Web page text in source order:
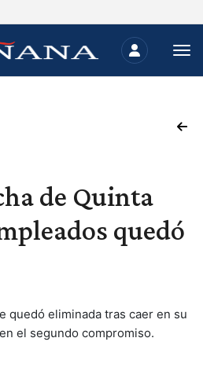
de Quinta
quedó
quedó eliminada tras caer en su
el segundo compromiso.